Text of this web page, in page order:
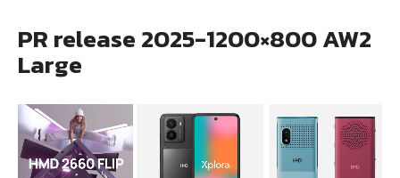
PR release 2025-1200×800 AW2
Large